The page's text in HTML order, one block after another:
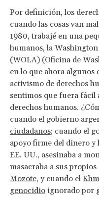
Por definición, los
cuando las cosas van
1980, trabajé en una
humanos, la
(WOLA) (Oficina de
en lo que ahora algunos
activismo de derechos
sentimos que fuera fácil
derechos humanos.
cuando el gobierno
ciudadanos; cuando el
apoyo firme del dinero y
EE. UU., asesinaba a
masacraba a sus
Mozote, y cuando el
genocidio ignorado por